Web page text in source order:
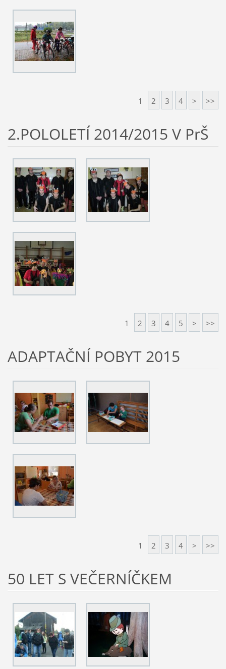
1 2 3 4 > >>
2.POLOLETÍ 2014/2015 V PrŠ
1 2 3 4 5 > >>
ADAPTAČNÍ POBYT 2015
1 2 3 4 > >>
50 LET S VEČERNÍČKEM